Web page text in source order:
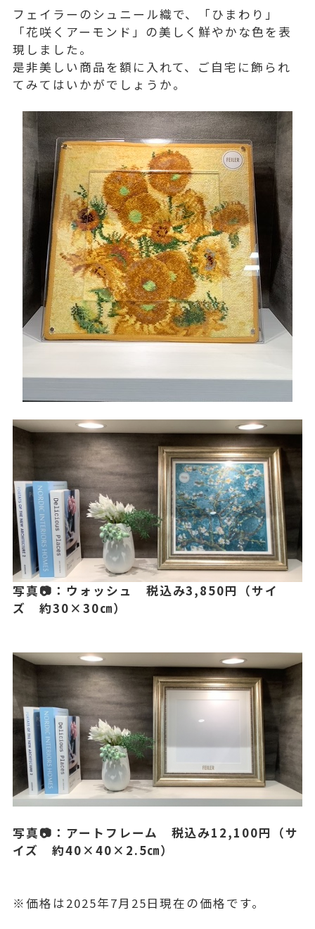
フェイラーのシュニール織で、「ひまわり」
「花咲くアーモンド」の美しく鮮やかな色を表
現しました。
是非美しい商品を額に入れて、ご自宅に飾られ
てみてはいかがでしょうか。
写真📷：ウォッシュ 税込み3,850円（サイ
ズ 約30×30㎝）
写真📷：アートフレーム 税込み12,100円（サ
イズ 約40×40×2.5㎝）
※価格は2025年7月25日現在の価格です。